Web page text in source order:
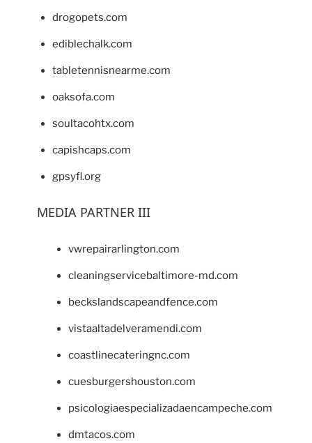
drogopets.com
ediblechalk.com
tabletennisnearme.com
oaksofa.com
soultacohtx.com
capishcaps.com
gpsyfl.org
MEDIA PARTNER III
vwrepairarlington.com
cleaningservicebaltimore-md.com
beckslandscapeandfence.com
vistaaltadelveramendi.com
coastlinecateringnc.com
cuesburgershouston.com
psicologiaespecializadaencampeche.com
dmtacos.com